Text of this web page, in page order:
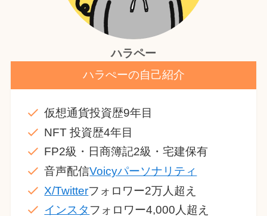
ハラペー
ハラぺーの自己紹介
仮想通貨投資歴9年目
NFT 投資歴4年目
FP2級・日商簿記2級・宅建保有
音声配信Voicyパーソナリティ
X/Twitterフォロワー2万人超え
インスタ フォロワー4,000人超え